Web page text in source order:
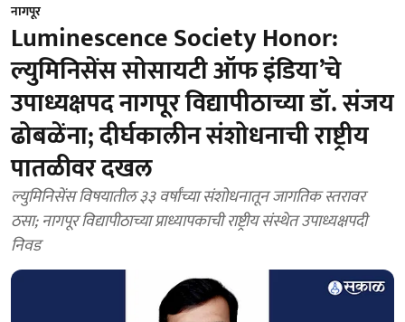
नागपूर
Luminescence Society Honor:
ल्युमिनिसेंस सोसायटी ऑफ इंडिया’चे
उपाध्यक्षपद नागपूर विद्यापीठाच्या डॉ. संजय
ढोबळेंना; दीर्घकालीन संशोधनाची राष्ट्रीय
पातळीवर दखल
ल्युमिनिसेंस विषयातील ३३ वर्षांच्या संशोधनातून जागतिक स्तरावर
ठसा; नागपूर विद्यापीठाच्या प्राध्यापकाची राष्ट्रीय संस्थेत उपाध्यक्षपदी
निवड